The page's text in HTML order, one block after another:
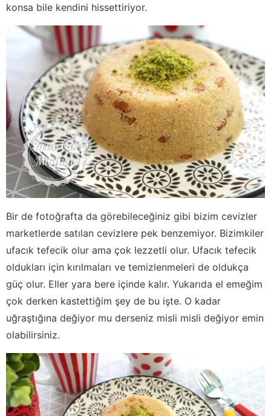
konsa bile kendini hissettiriyor.
Bir de fotoğrafta da görebileceğiniz gibi bizim cevizler
marketlerde satılan cevizlere pek benzemiyor. Bizimkiler
ufacık tefecik olur ama çok lezzetli olur. Ufacık tefecik
oldukları için kırılmaları ve temizlenmeleri de oldukça
güç olur. Eller yara bere içinde kalır. Yukarıda el emeğim
çok derken kastettiğim şey de bu işte. O kadar
uğraştığına değiyor mu derseniz misli misli değiyor emin
olabilirsiniz.